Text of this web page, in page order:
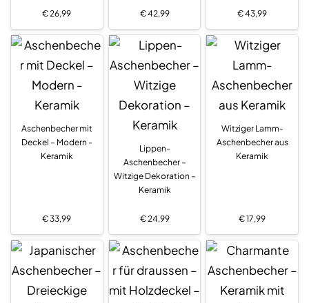
€26,99 €42,99 €43,99
Aschenbecher mit
Deckel – Modern -
Keramik
€33,99
Lippen-
Aschenbecher –
Witzige Dekoration –
Keramik
€24,99
Witziger Lamm-
Aschenbecher aus
Keramik
€17,99